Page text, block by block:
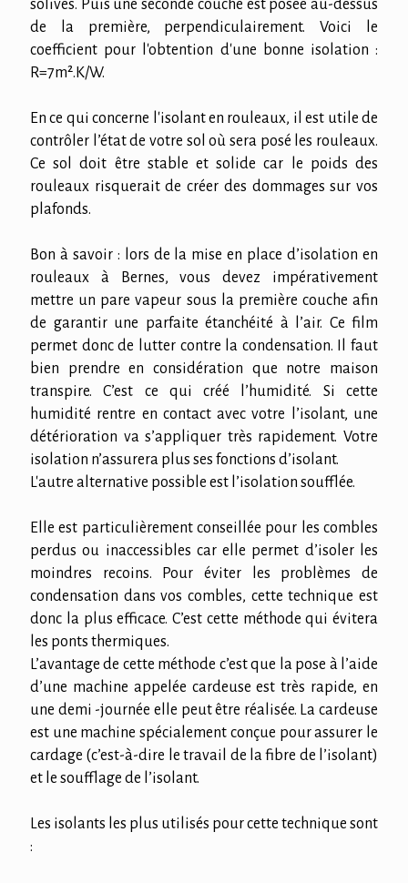
solives. Puis une seconde couche est posée au-dessus
de la première, perpendiculairement. Voici le
coefficient pour l'obtention d'une bonne isolation :
R=7m².K/W.
En ce qui concerne l'isolant en rouleaux, il est utile de
contrôler l’état de votre sol où sera posé les rouleaux.
Ce sol doit être stable et solide car le poids des
rouleaux risquerait de créer des dommages sur vos
plafonds.
Bon à savoir : lors de la mise en place d’isolation en
rouleaux à Bernes, vous devez impérativement
mettre un pare vapeur sous la première couche afin
de garantir une parfaite étanchéité à l’air. Ce film
permet donc de lutter contre la condensation. Il faut
bien prendre en considération que notre maison
transpire. C’est ce qui créé l’humidité. Si cette
humidité rentre en contact avec votre l’isolant, une
détérioration va s’appliquer très rapidement. Votre
isolation n’assurera plus ses fonctions d’isolant.
L'autre alternative possible est l’isolation soufflée.
Elle est particulièrement conseillée pour les combles
perdus ou inaccessibles car elle permet d’isoler les
moindres recoins. Pour éviter les problèmes de
condensation dans vos combles, cette technique est
donc la plus efficace. C’est cette méthode qui évitera
les ponts thermiques.
L’avantage de cette méthode c’est que la pose à l’aide
d’une machine appelée cardeuse est très rapide, en
une demi -journée elle peut être réalisée. La cardeuse
est une machine spécialement conçue pour assurer le
cardage (c’est-à-dire le travail de la fibre de l’isolant)
et le soufflage de l’isolant.
Les isolants les plus utilisés pour cette technique sont
: